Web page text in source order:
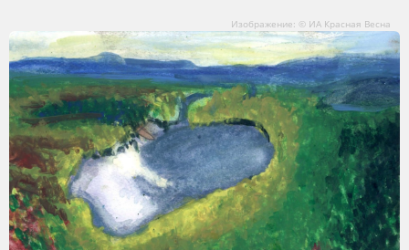
Изображение: © ИА Красная Весна